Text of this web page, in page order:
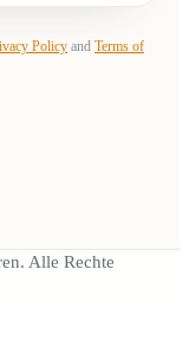
Policy and Terms of
Alle Rechte